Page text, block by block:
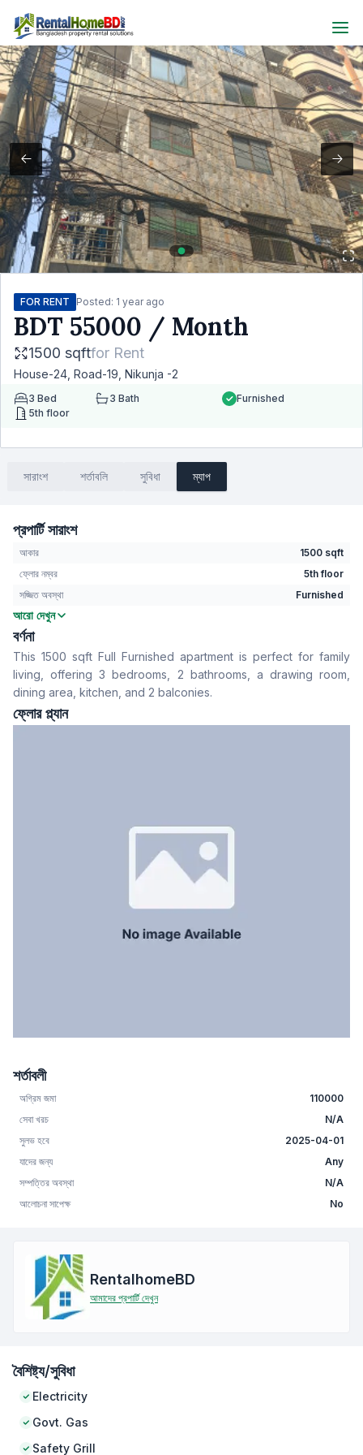
FOR RENT Posted: 1 year ago
BDT 55000 / Month
1500 sqftfor Rent
House-24, Road-19, Nikunja -2
3 Bed 3 Bath
5th floor
Furnished
সারাংশ শর্তাবলি সুবিধা ম্যাপ
প্রপার্টি সারাংশ
আকার
1500 sqft
ফ্লোর নম্বর
5th floor
সজ্জিত অবস্থা
Furnished
বেডরুম
বাথরুম
বসার রুম
No
Drawing Room
Yes
খাবার রুম
রান্নাঘর
আরো দেখুন
বর্ণনা
This 1500 sqft Full Furnished apartment is perfect for family
living, offering 3 bedrooms, 2 bathrooms, a drawing room,
dining area, kitchen, and 2 balconies.
ফ্লোর প্ল্যান
শর্তাবলী
অগ্রিম জমা
110000
সেবা খরচ
N/A
সুলভ হবে
2025-04-01
যাদের জন্য
Any
সম্পত্তির অবস্থা
N/A
আলোচনা সাপেক্ষ
No
RentalhomeBD
আমাদের প্রপার্টি দেখুন
বৈশিষ্ট্য/সুবিধা
Electricity
Govt. Gas
Safety Grill